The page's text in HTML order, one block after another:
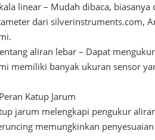
linear – Mudah dibaca,
dari silverinstruments.com,
aliran lebar – Dapat
memiliki banyak ukuran sensor
Katup Jarum
jarum melengkapi pengukur
memungkinkan